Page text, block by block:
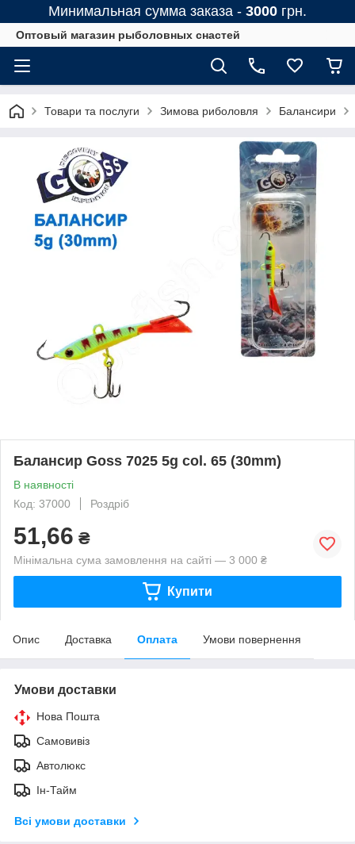
Минимальная сумма заказа - 3000 грн.
Оптовый магазин рыболовных снастей
Товари та послуги Зимова риболовля Балансири
Балансир Goss 7025 5g col. 65 (30mm)
В наявності
Код: 37000
Роздріб
51,66 ₴
Мінімальна сума замовлення на сайті — 3 000 ₴
Купити
Опис Доставка Оплата Умови повернення
Умови доставки
Нова Пошта
Самовивіз
Автолюкс
Ін-Тайм
Всі умови доставки